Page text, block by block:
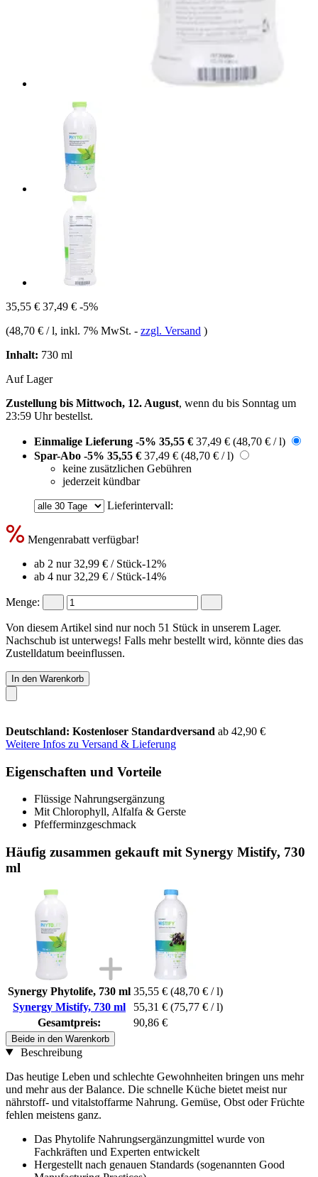
35,55 € 37,49 € -5%
(48,70 € / l, inkl. 7% MwSt. - zzgl. Versand )
Inhalt: 730 ml
Auf Lager
Zustellung bis Mittwoch, 12. August, wenn du bis Sonntag um
23:59 Uhrbestellst.
Einmalige Lieferung -5% 35,55 € 37,49 € (48,70 € / l)
Spar-Abo -5% 35,55 € 37,49 € (48,70 € / l)
keine zusätzlichen Gebühren
jederzeit kündbar
Lieferintervall:
Mengenrabatt verfügbar!
ab 2 nur32,99 € / Stück-12%
ab 4 nur32,29 € / Stück-14%
Menge:
Von diesem Artikel sind nur noch 51 Stück in unserem Lager.
Nachschub ist unterwegs! Falls mehr bestellt wird, könnte dies das
Zustelldatum beeinflussen.
In den Warenkorb
Deutschland: Kostenloser Standardversand ab 42,90 €
Weitere Infos zu Versand & Lieferung
Eigenschaften und Vorteile
Flüssige Nahrungsergänzung
Mit Chlorophyll, Alfalfa & Gerste
Pfefferminzgeschmack
Häufig zusammen gekauft mit Synergy Mistify, 730
ml
Synergy Phytolife, 730 ml 35,55 € (48,70 € / l)
Synergy Mistify, 730 ml
55,31 € (75,77 € / l)
Gesamtpreis:
90,86 €
Beide in den Warenkorb
Beschreibung
Das heutige Leben und schlechte Gewohnheiten bringen uns mehr
und mehr aus der Balance. Die schnelle Küche bietet meist nur
nährstoff- und vitalstoffarme Nahrung. Gemüse, Obst oder Früchte
fehlen meistens ganz.
Das Phytolife Nahrungsergänzungmittel wurde von
Fachkräften und Experten entwickelt
Hergestellt nach genauen Standards (sogenannten Good